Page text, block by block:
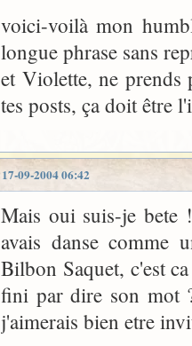
voici-voilà mon
longue phrase sans
et Violette, ne prends
tes posts, ça doit être
17-09-2004 06:42
Mais oui suis-je bete
avais danse comme
Bilbon Saquet, c'est
fini par dire son mot
j'aimerais bien etre